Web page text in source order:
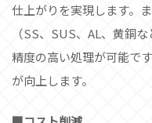
仕上がりを実現します。
（SS、SUS、AL、黄銅
精度の高い処理が可能で
が向上します。